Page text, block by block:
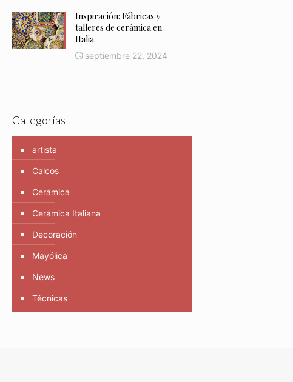
Inspiración: Fábricas y
talleres de cerámica en
Italia.
septiembre 22, 2024
Categorías
artista
Calcos
Cerámica
Cerámica Italiana
Decoración
Mayólica
News
Técnicas